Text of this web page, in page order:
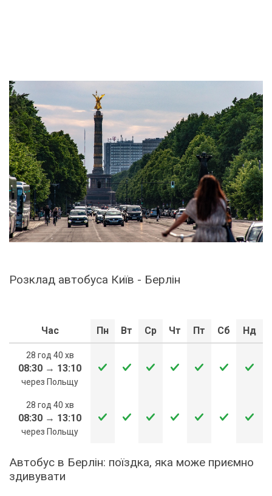
Розклад автобуса Київ - Берлін
Час Пн Вт Ср Чт Пт Сб Нд
28 год 40 хв
08:30 → 13:10
через Польщу
28 год 40 хв
08:30 → 13:10
через Польщу
Автобус в Берлін: поїздка, яка може приємно
здивувати